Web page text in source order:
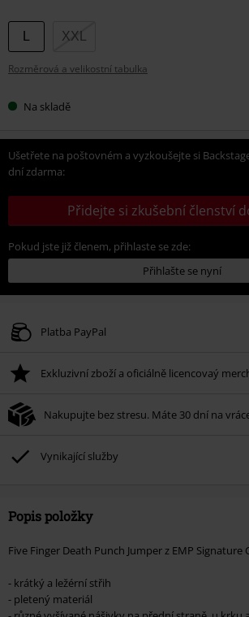
Vyberte
si
velikost
XXL
Rozměrová a velikostní tabulka
Na skladě
Ušetřete na poštovném a vyzkoušejte si
dní zdarma:
Přidejte si zkušební členství
Pokud jste již členem, přihlaste se zde:
Přihlašte se nyní
Platba PayPal
Exkluzivní zboží a oficiálně licencovaý
Nakupujte bez stresu. Máte 30 dní na
Vynikající služby
Popis položky
Five Finger Death Punch Jumper z EMP Signature
- krátký a ležérní střih
- pletený materiál